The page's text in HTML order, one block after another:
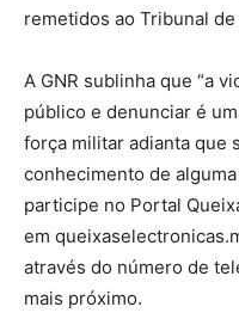
remetidos ao Tribunal
A GNR sublinha que “a
público e denunciar é
força militar adianta que
conhecimento de
participe no Portal
em
através do número de
mais próximo.